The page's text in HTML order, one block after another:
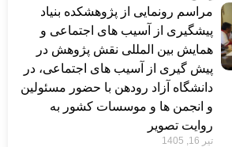
مراسم رونمایی از پژوهشکده بنیاد
پیشگیری از آسیب های اجتماعی و
همایش بین المللی نقش پژوهش در
پیش گیری از آسیب های اجتماعی، در
دانشگاه آزاد رودهن با حضور مسئولین
و انجمن ها و موسسات کشور به
روایت تصویر
تیر 16, 1405